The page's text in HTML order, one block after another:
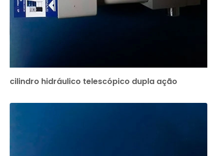
cilindro hidráulico telescópico dupla ação